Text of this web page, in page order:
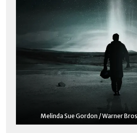
Melinda Sue Gordon / Warner